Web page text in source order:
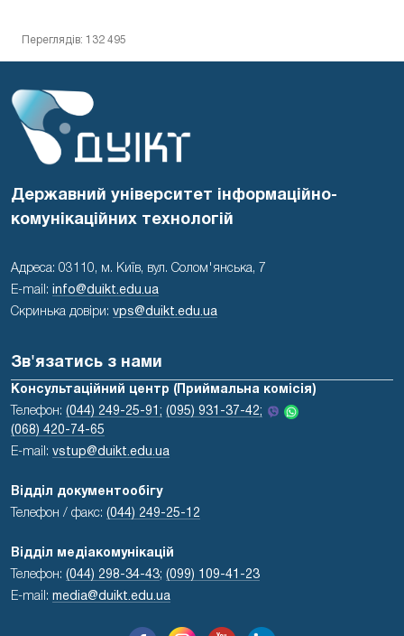
Переглядів: 132 495
Державний університет інформаційно-
комунікаційних технологій
Адреса: 03110, м. Київ, вул. Солом'янська, 7
E-mail:
info@duikt.edu.ua
Скринька довіри: vps@duikt.edu.ua
Зв'язатись з нами
Консультаційний центр (Приймальна комісія)
Телефон: (044) 249-25-91; (095) 931-37-42;
(068) 420-74-65
E-mail: vstup@duikt.edu.ua
Відділ документообігу
Телефон / факс: (044) 249-25-12
Відділ медіакомунікацій
Телефон: (044) 298-34-43; (099) 109-41-23
E-mail: media@duikt.edu.ua